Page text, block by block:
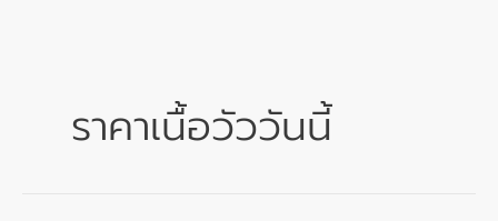
ราคาเนื้อวัววันนี้